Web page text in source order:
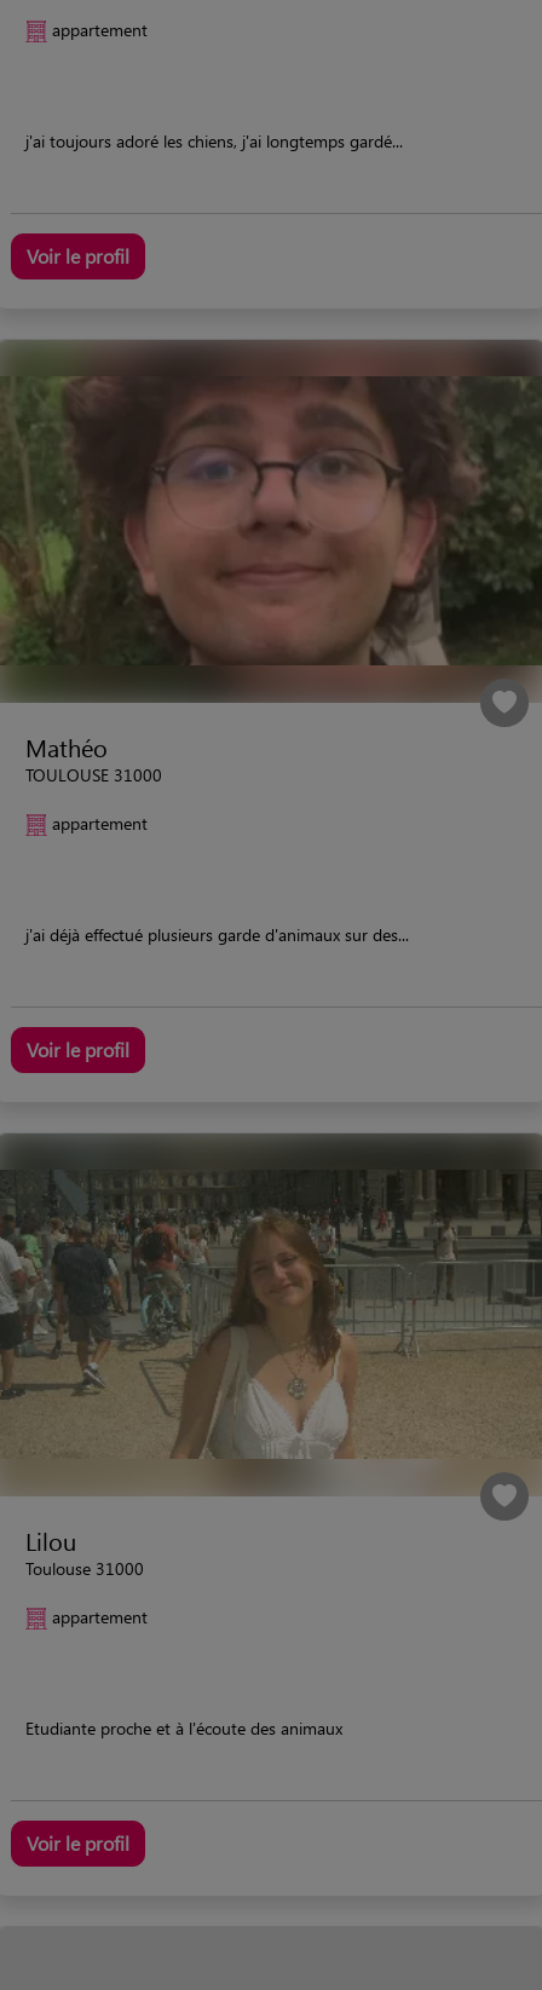
appartement
j'ai toujours adoré les chiens, j'ai longtemps gardé...
Voir le profil
Mathéo
TOULOUSE 31000
appartement
j'ai déjà effectué plusieurs garde d'animaux sur des...
Voir le profil
Lilou
Toulouse 31000
appartement
Etudiante proche et à l'écoute des animaux
Voir le profil